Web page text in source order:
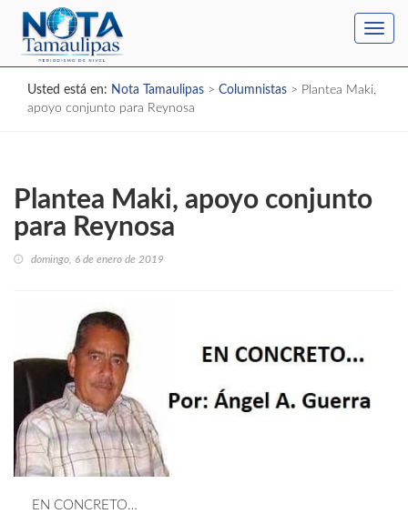
Usted está en: Nota Tamaulipas > Columnistas > Plantea Maki,
apoyo conjunto para Reynosa
Plantea Maki, apoyo conjunto
para Reynosa
domingo, 6 de enero de 2019
EN CONCRETO…